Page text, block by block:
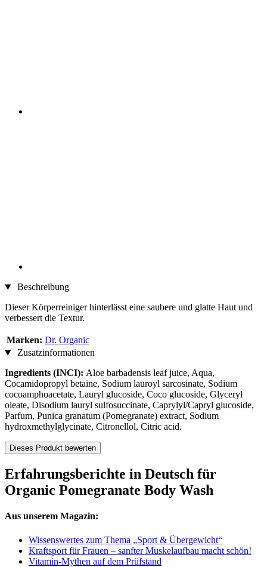
Beschreibung
Dieser Körperreiniger hinterlässt eine saubere und glatte Haut und
verbessert die Textur.
Marken: Dr. Organic
Zusatzinformationen
Ingredients (INCI): Aloe barbadensis leaf juice, Aqua,
Cocamidopropyl betaine, Sodium lauroyl sarcosinate, Sodium
cocoamphoacetate, Lauryl glucoside, Coco glucoside, Glyceryl
oleate, Disodium lauryl sulfosuccinate, Caprylyl/Capryl glucoside,
Parfum, Punica granatum (Pomegranate) extract, Sodium
hydroxmethylglycinate, Citronellol, Citric acid.
Dieses Produkt bewerten
Erfahrungsberichte in Deutsch für
Organic Pomegranate Body Wash
Aus unserem Magazin:
Wissenswertes zum Thema „Sport & Übergewicht“
Kraftsport für Frauen – sanfter Muskelaufbau macht schön!
Vitamin-Mythen auf dem Prüfstand